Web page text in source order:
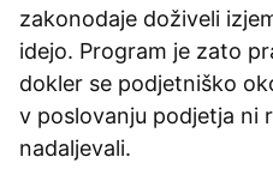
zakonodaje doživeli
idejo. Program je zato
dokler se podjetniško
v poslovanju podjetja ni
nadaljevali.